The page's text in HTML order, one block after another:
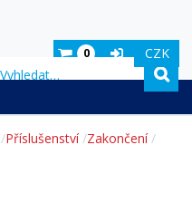
CZK
0
Hledat
Příslušenství Zakončení